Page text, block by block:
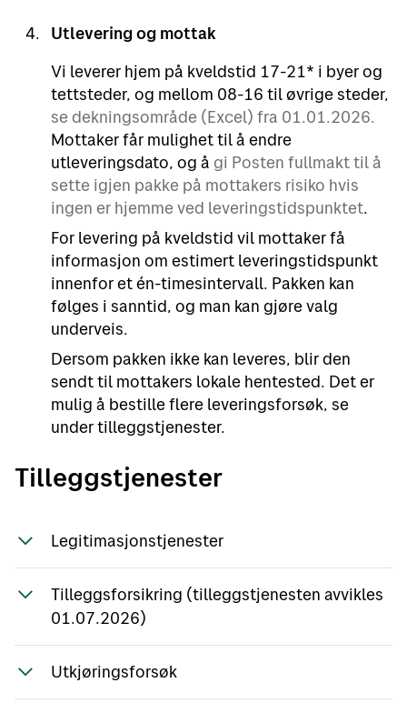
Utlevering og mottak
Vi leverer hjem på kveldstid 17-21* i byer og
tettsteder, og mellom 08-16 til øvrige steder,
se dekningsområde (Excel) fra 01.01.2026.
Mottaker får mulighet til å endre
utleveringsdato, og å gi Posten fullmakt til å
sette igjen pakke på mottakers risiko hvis
ingen er hjemme ved leveringstidspunktet.
For levering på kveldstid vil mottaker få
informasjon om estimert leveringstidspunkt
innenfor et én-timesintervall. Pakken kan
følges i sanntid, og man kan gjøre valg
underveis.
Dersom pakken ikke kan leveres, blir den
sendt til mottakers lokale hentested. Det er
mulig å bestille flere leveringsforsøk, se
under tilleggstjenester.
Tilleggstjenester
Legitimasjonstjenester
ved utlevering, kan du bestille dette gjennom
EDI. Mottakeren din får varsel om at bedriften
din ønsker at han eller hun skal legitimere
seg.
Tilleggsforsikring (tilleggstjenesten avvikles
01.07.2026)
noen av våre pakketjenester. Denne
Utkjøringsforsøk